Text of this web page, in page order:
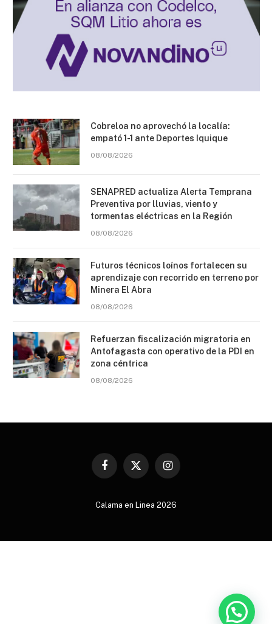
Cobreloa no aprovechó la localía:
empató 1-1 ante Deportes Iquique
08/08/2026
SENAPRED actualiza Alerta Temprana
Preventiva por lluvias, viento y
tormentas eléctricas en la Región
08/08/2026
Futuros técnicos loínos fortalecen su
aprendizaje con recorrido en terreno por
Minera El Abra
08/08/2026
Refuerzan fiscalización migratoria en
Antofagasta con operativo de la PDI en
zona céntrica
08/08/2026
Facebook
X
Instagram
Calama en Linea 2026